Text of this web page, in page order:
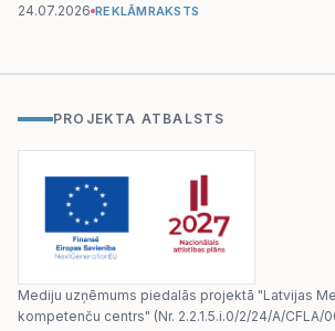
24.07.2026 REKLĀMRAKSTS
PROJEKTA ATBALSTS
Mediju uzņēmums piedalās projektā "Latvijas
kompetenču centrs" (Nr. 2.2.1.5.i.0/2/24/A/CFLA/